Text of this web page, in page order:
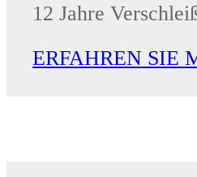
12 Jahre
ERFAHREN SIE